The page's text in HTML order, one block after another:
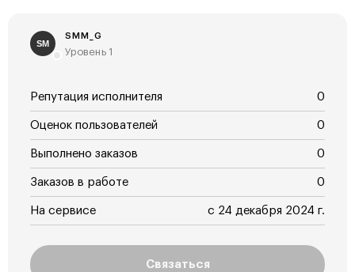
SM
SMM_G
Уровень 1
Репутация исполнителя 0
Оценок пользователей 0
Выполнено заказов 0
Заказов в работе 0
На сервисе с 24 декабря 2024 г.
Связаться